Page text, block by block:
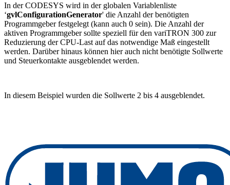
In der CODESYS wird in der globalen Variablenliste
‘gvlConfigurationGenerator' die Anzahl der benötigten
Programmgeber festgelegt (kann auch 0 sein). Die Anzahl der
aktiven Programmgeber sollte speziell für den variTRON 300 zur
Reduzierung der CPU-Last auf das notwendige Maß eingestellt
werden. Darüber hinaus können hier auch nicht benötigte Sollwerte
und Steuerkontakte ausgeblendet werden.
In diesem Beispiel wurden die Sollwerte 2 bis 4 ausgeblendet.